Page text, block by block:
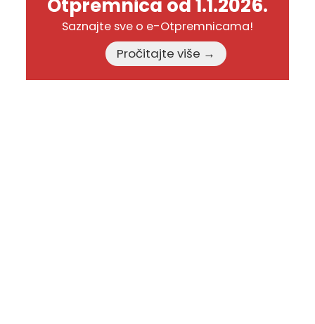
Otpremnica od 1.1.2026.
Saznajte sve o e-Otpremnicama!
Pročitajte više →